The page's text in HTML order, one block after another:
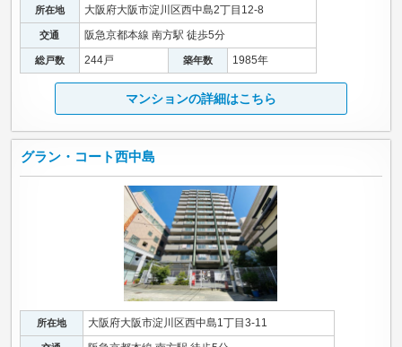
所在地 大阪府大阪市淀川区西中島2丁目12-8
交通 阪急京都本線 南方駅 徒歩5分
総戸数 244戸 築年数 1985年
マンションの詳細はこちら
グラン・コート西中島
所在地 大阪府大阪市淀川区西中島1丁目3-11